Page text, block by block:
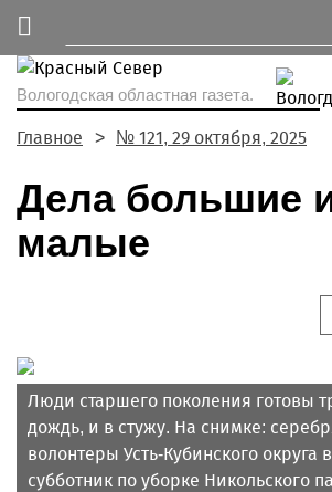
Вологодская областная газета.
Главное № 121, 29 октября, 2025
Дела большие
малые
Люди старшего поколения готовы
дождь, и в стужу. На снимке:
волонтеры Усть-Кубинского округа
субботник по уборке Никольского